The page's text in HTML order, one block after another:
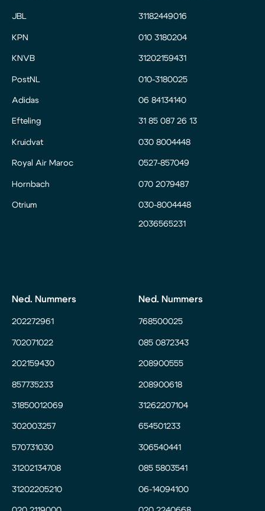
JBL
KPN
KNVB
PostNL
Adidas
Efteling
Kruidvat
Royal Air Maroc
Hornbach
Otrium
31182449016
010 3180204
31202159431
010-3180025
06 84134140
31 85 087 26 13
030 8004448
0527-857049
070 2079487
030-8004448
2036565231
Ned. Nummers
202272961
702071022
202159430
857735233
31850012069
302003257
570731030
31202134708
31202205210
Ned. Nummers
768500025
085 0872343
208900555
208900618
31262207104
654501233
306540441
085 5803541
06-14094100